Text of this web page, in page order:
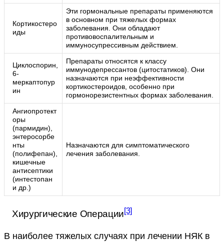
Кортикостеро
иды
Эти гормональные препараты применяются
в основном при тяжелых формах
заболевания. Они обладают
противовоспалительным и
иммуносупрессивным действием.
Циклоспорин,
6-
меркаптопур
ин
Препараты относятся к классу
иммунодепрессантов (цитостатиков). Они
назначаются при неэффективности
кортикостероидов, особенно при
гормонорезистентных формах заболевания.
Ангиопротект
оры
(пармидин),
энтеросорбе
нты
(полифепан),
кишечные
антисептики
(интестопан
и др.)
Назначаются для симптоматического
лечения заболевания.
Хирургические Операции[3]
В наиболее тяжелых случаях при лечении НЯК в